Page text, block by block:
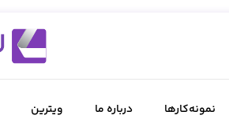
نمونه‌کارها درباره ما ویترین